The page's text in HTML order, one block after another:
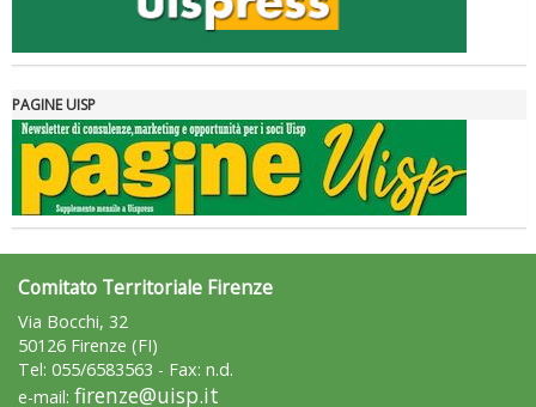
PAGINE UISP
Comitato Territoriale Firenze
Via Bocchi, 32
50126 Firenze (FI)
Tel: 055/6583563 - Fax: n.d.
e-mail: firenze@uisp.it